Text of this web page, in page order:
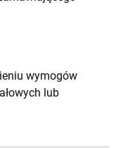
wymogów
lub